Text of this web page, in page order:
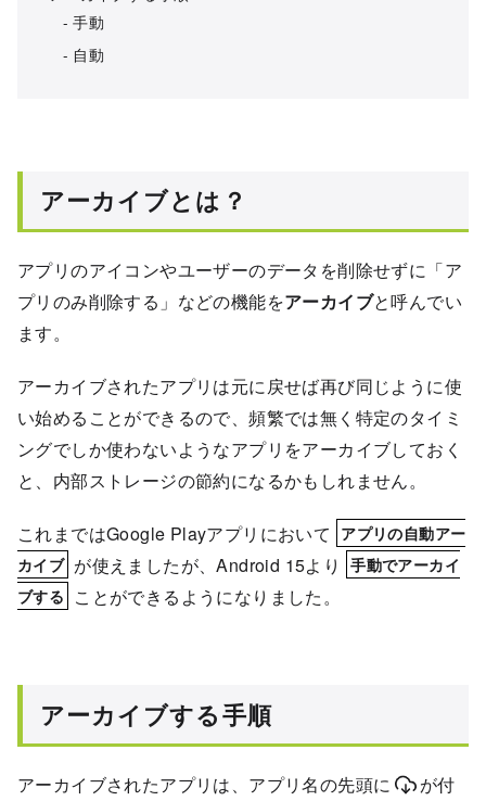
手動
自動
アーカイブとは？
アプリのアイコンやユーザーのデータを削除せずに「ア
プリのみ削除する」などの機能をアーカイブと呼んでい
ます。
アーカイブされたアプリは元に戻せば再び同じように使
い始めることができるので、頻繁では無く特定のタイミ
ングでしか使わないようなアプリをアーカイブしておく
と、内部ストレージの節約になるかもしれません。
これまではGoogle Playアプリにおいて アプリの自動アー
カイブ が使えましたが、Android 15より
手動でアーカイ
ブする ことができるようになりました。
アーカイブする手順
アーカイブされたアプリは、アプリ名の先頭に が付